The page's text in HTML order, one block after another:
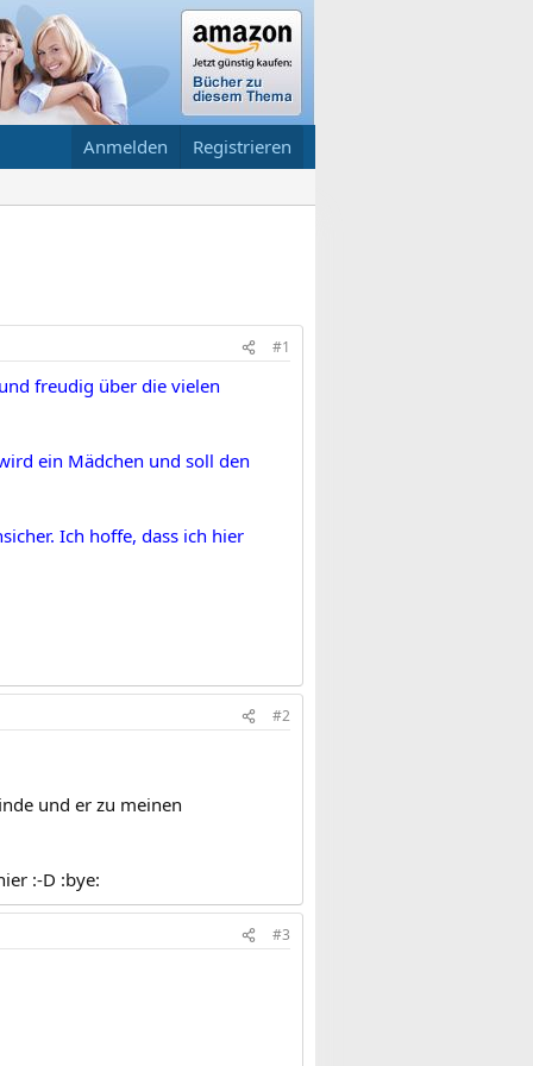
Anmelden Registrieren
#1
freudig über die vielen
ein Mädchen und soll den
Ich hoffe, dass ich hier
#2
und er zu meinen
:-D :bye:
#3